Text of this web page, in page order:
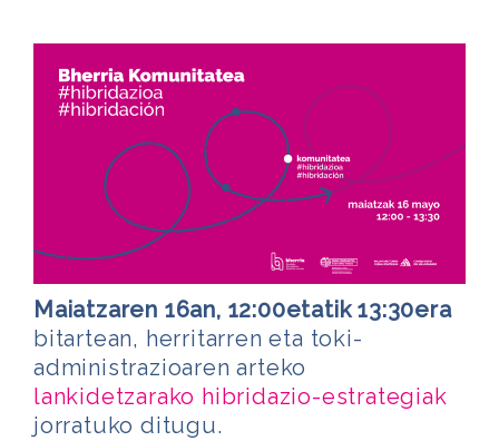
Maiatzaren 16an, 12:00etatik 13:30era
bitartean, herritarren eta toki-
administrazioaren arteko
lankidetzarako hibridazio-estrategiak
jorratuko ditugu.